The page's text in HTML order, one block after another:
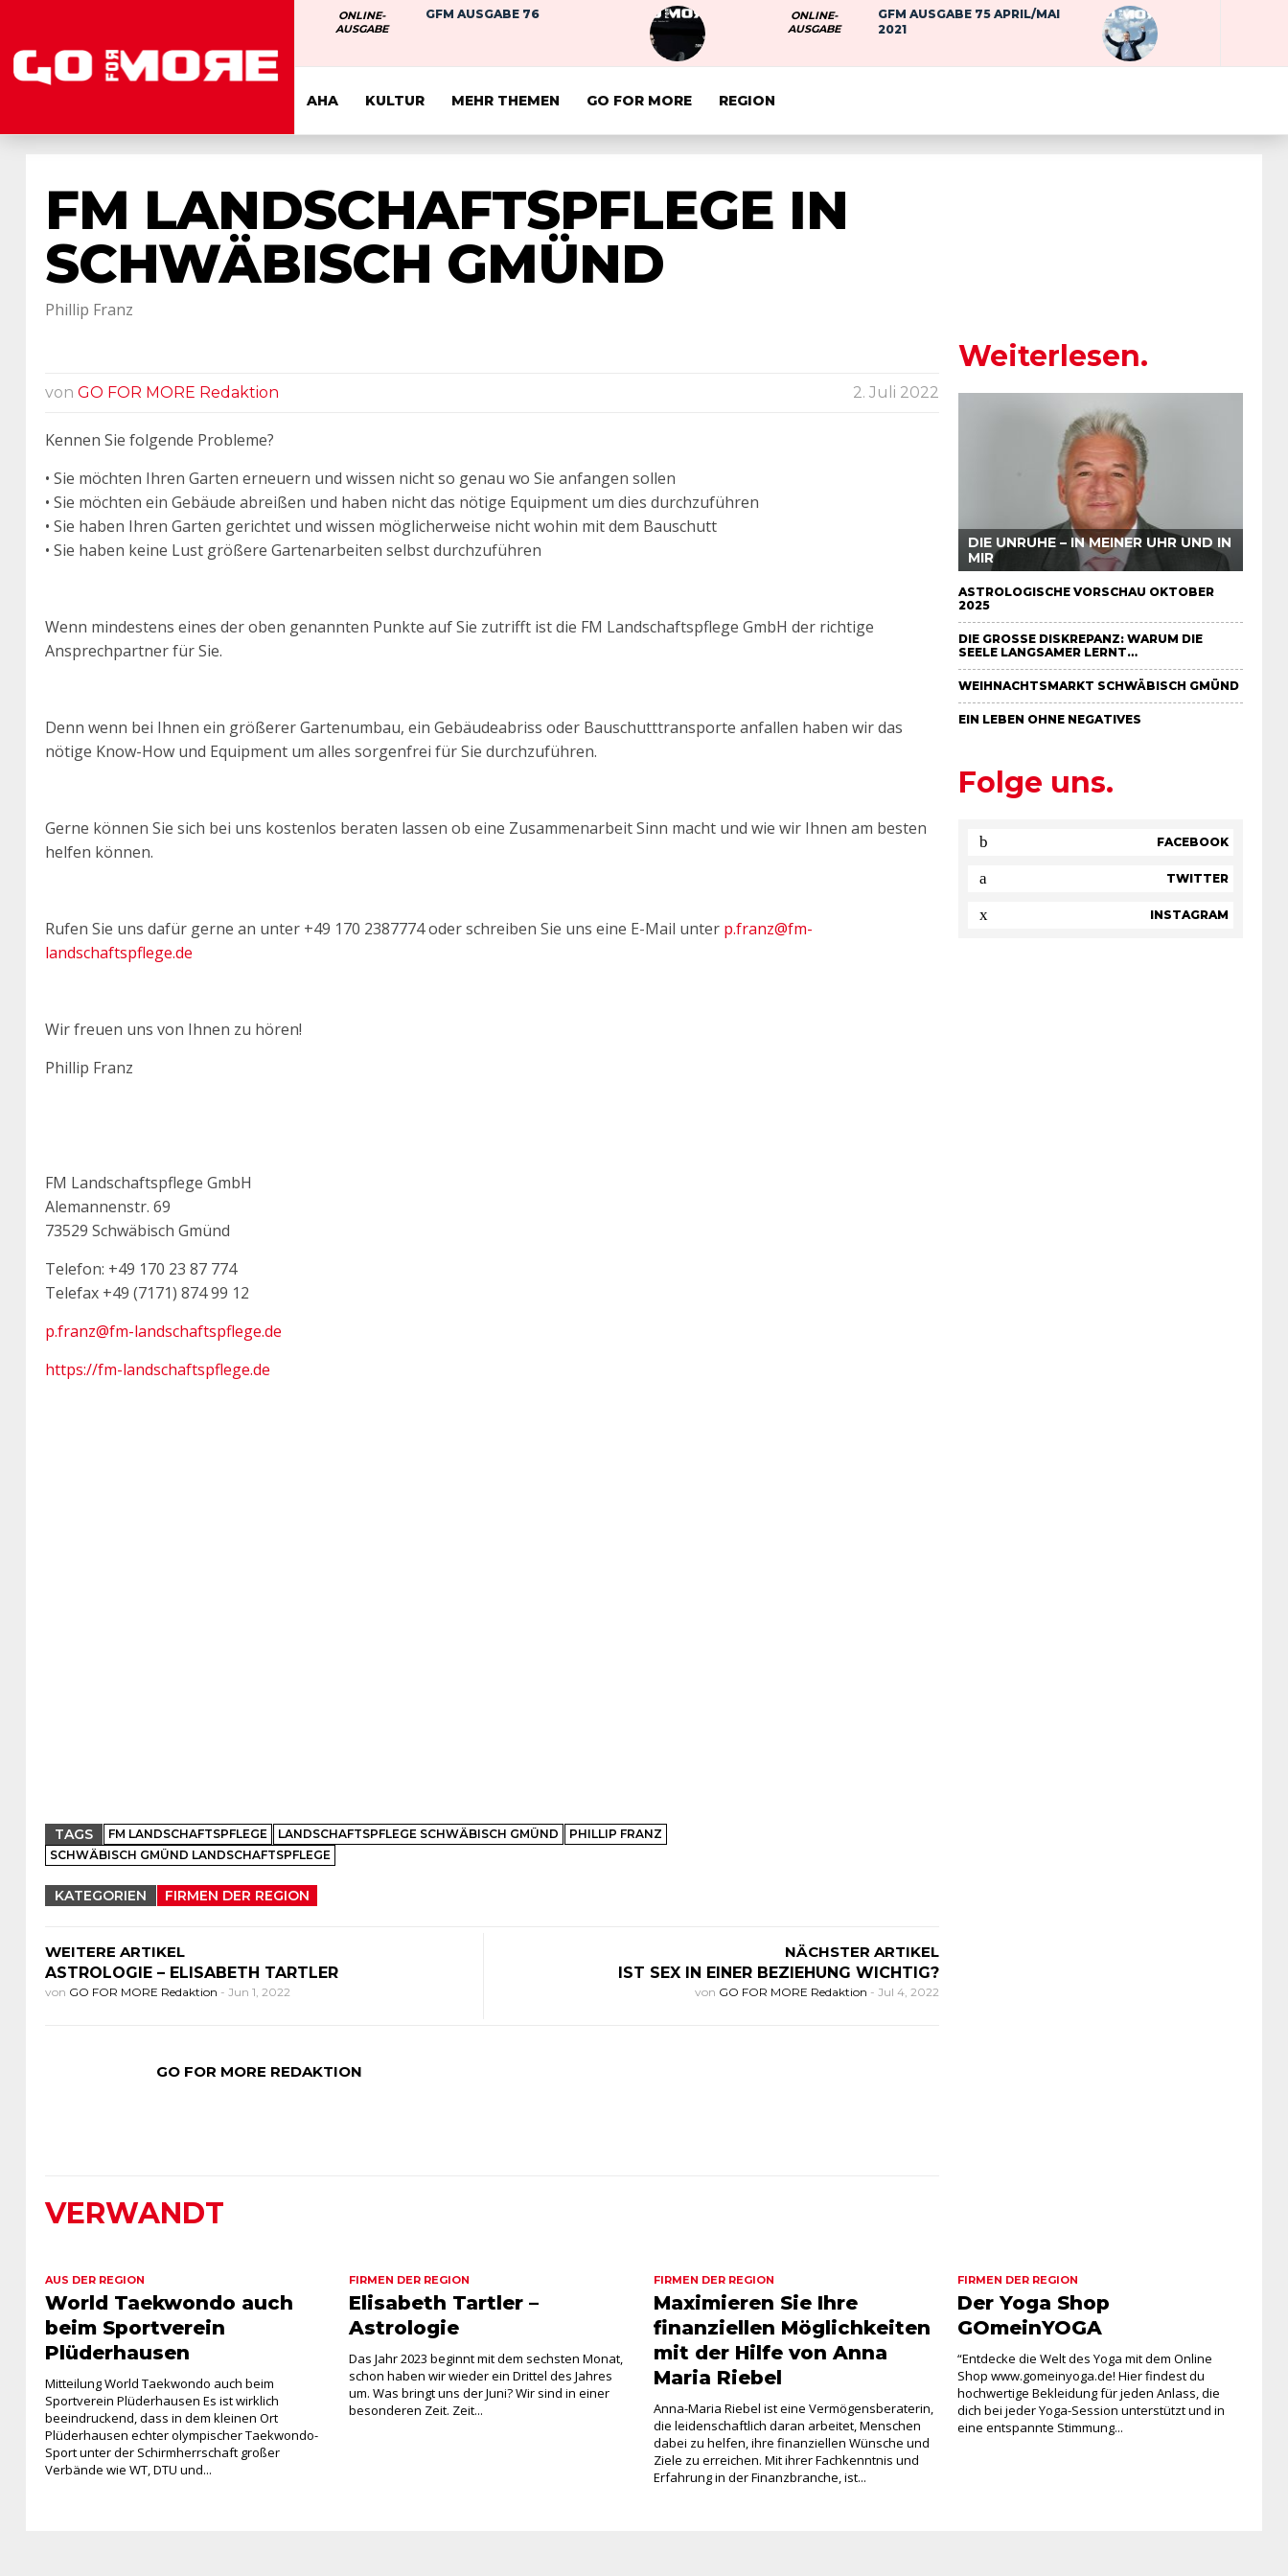
ONLINE-
AUSGABE
GFM AUSGABE 76
ONLINE-
AUSGABE
GFM AUSGABE 75 APRIL/MAI
2021
AHA KULTUR MEHR THEMEN GO FOR MORE REGION
FM LANDSCHAFTSPFLEGE IN
SCHWÄBISCH GMÜND
Phillip Franz
von GO FOR MORE Redaktion 2. Juli 2022
Kennen Sie folgende Probleme?
• Sie möchten Ihren Garten erneuern und wissen nicht so genau wo Sie anfangen sollen
• Sie möchten ein Gebäude abreißen und haben nicht das nötige Equipment um dies durchzuführen
• Sie haben Ihren Garten gerichtet und wissen möglicherweise nicht wohin mit dem Bauschutt
• Sie haben keine Lust größere Gartenarbeiten selbst durchzuführen
Wenn mindestens eines der oben genannten Punkte auf Sie zutrifft ist die FM Landschaftspflege GmbH der richtige
Ansprechpartner für Sie.
Denn wenn bei Ihnen ein größerer Gartenumbau, ein Gebäudeabriss oder Bauschutttransporte anfallen haben wir das
nötige Know-How und Equipment um alles sorgenfrei für Sie durchzuführen.
Gerne können Sie sich bei uns kostenlos beraten lassen ob eine Zusammenarbeit Sinn macht und wie wir Ihnen am besten
helfen können.
Rufen Sie uns dafür gerne an unter +49 170 2387774 oder schreiben Sie uns eine E-Mail unter p.franz@fm-
landschaftspflege.de
Wir freuen uns von Ihnen zu hören!
Phillip Franz
FM Landschaftspflege GmbH
Alemannenstr. 69
73529 Schwäbisch Gmünd
Telefon: +49 170 23 87 774
Telefax +49 (7171) 874 99 12
p.franz@fm-landschaftspflege.de
https://fm-landschaftspflege.de
TAGS FM LANDSCHAFTSPFLEGE LANDSCHAFTSPFLEGE SCHWÄBISCH GMÜND
PHILLIP FRANZ
SCHWÄBISCH GMÜND LANDSCHAFTSPFLEGE
KATEGORIEN FIRMEN DER REGION
WEITERE ARTIKEL
ASTROLOGIE – ELISABETH TARTLER
von GO FOR MORE Redaktion - Jun 1, 2022
NÄCHSTER ARTIKEL
IST SEX IN EINER BEZIEHUNG WICHTIG?
von GO FOR MORE Redaktion - Jul 4, 2022
GO FOR MORE REDAKTION
Weiterlesen.
DIE UNRUHE – IN MEINER UHR UND IN
MIR
ASTROLOGISCHE VORSCHAU OKTOBER
2025
DIE GROSSE DISKREPANZ: WARUM DIE S
EELE LANGSAMER LERNT…
WEIHNACHTSMARKT SCHWÄBISCH GMÜND
EIN LEBEN OHNE NEGATIVES
Folge uns.
FACEBOOK
TWITTER
INSTAGRAM
VERWANDT
AUS DER REGION
World Taekwondo auch
beim Sportverein
Plüderhausen
Mitteilung World Taekwondo auch beim
Sportverein Plüderhausen Es ist wirklich
beeindruckend, dass in dem kleinen Ort
Plüderhausen echter olympischer Taekwondo-
Sport unter der Schirmherrschaft großer
Verbände wie WT, DTU und...
FIRMEN DER REGION
Elisabeth Tartler –
Astrologie
Das Jahr 2023 beginnt mit dem sechsten Monat,
schon haben wir wieder ein Drittel des Jahres
um. Was bringt uns der Juni? Wir sind in einer
besonderen Zeit. Zeit...
FIRMEN DER REGION
Maximieren Sie Ihre
finanziellen Möglichkeiten
mit der Hilfe von Anna
Maria Riebel
Anna-Maria Riebel ist eine Vermögensberaterin,
die leidenschaftlich daran arbeitet, Menschen
dabei zu helfen, ihre finanziellen Wünsche und
Ziele zu erreichen. Mit ihrer Fachkenntnis und
Erfahrung in der Finanzbranche, ist...
FIRMEN DER REGION
Der Yoga Shop
GOmeinYOGA
“Entdecke die Welt des Yoga mit dem Online
Shop www.gomeinyoga.de! Hier findest du
hochwertige Bekleidung für jeden Anlass, die
dich bei jeder Yoga-Session unterstützt und in
eine entspannte Stimmung...